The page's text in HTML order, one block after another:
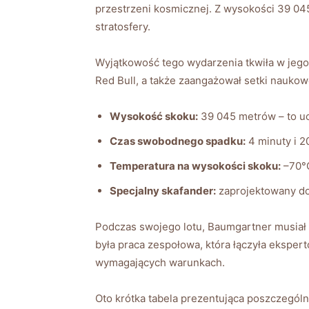
przestrzeni ⁤kosmicznej. Z wysokości 39⁤
stratosfery.
Wyjątkowość tego wydarzenia tkwiła w
Red Bull, a także‍ zaangażował setki
Wysokość skoku: 39 045 metrów ⁣–​ to
Czas swobodnego spadku: 4 minuty i⁢
Temperatura na ‌wysokości skoku:
Specjalny skafander: zaprojektowany
Podczas swojego lotu, Baumgartner
była praca zespołowa, która łączyła
wymagających warunkach.
Oto krótka tabela prezentująca‍